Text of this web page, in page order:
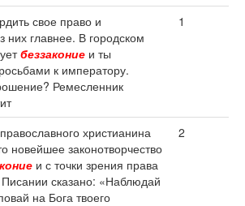
свое право и
них главнее. В городском
беззаконие и ты
к императору.
Ремесленник
1
христианина
новейшее законотворчество
и с точки зрения права
сказано: «Наблюдай
на Бога твоего
2